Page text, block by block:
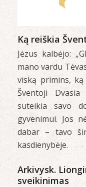
Ką reiškia
Jėzus kalbėjo:
mano vardu
viską primins, ką
Šventoji
suteikia savo
gyvenimui. Jos
dabar – tavo
kasdienybėje.
Arkivysk.
sveikinimas